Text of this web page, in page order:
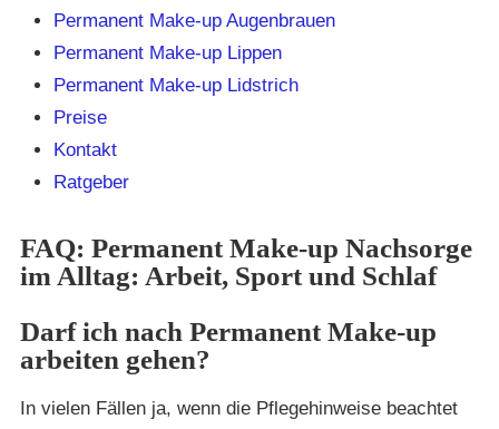
Permanent Make-up Augenbrauen
Permanent Make-up Lippen
Permanent Make-up Lidstrich
Preise
Kontakt
Ratgeber
FAQ: Permanent Make-up Nachsorge
im Alltag: Arbeit, Sport und Schlaf
Darf ich nach Permanent Make-up
arbeiten gehen?
In vielen Fällen ja, wenn die Pflegehinweise beachtet